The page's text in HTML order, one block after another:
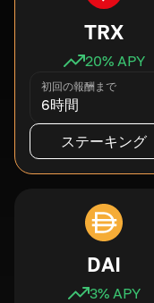
TRX
20% APY
初回の報酬まで
6時間
ステーキング
DAI
3% APY